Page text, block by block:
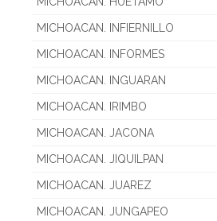
MICHOACAN. INFIERNILLO
MICHOACAN. INFORMES
MICHOACAN. INGUARAN
MICHOACAN. IRIMBO
MICHOACAN. JACONA
MICHOACAN. JIQUILPAN
MICHOACAN. JUAREZ
MICHOACAN. JUNGAPEO